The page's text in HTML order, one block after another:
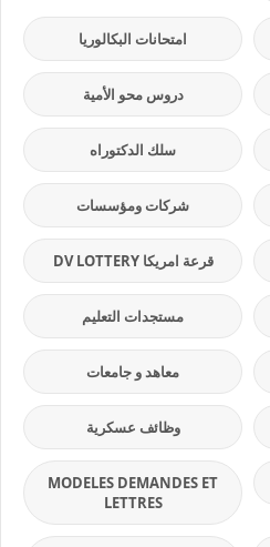
امتحانات البكالوريا
دروس محو الأمية
سلك الدكتوراه
شركات ومؤسسات
قرعة امريكا DV LOTTERY
مستجدات التعليم
معاهد و جامعات
وظائف عسكرية
MODELES DEMANDES ET
LETTRES